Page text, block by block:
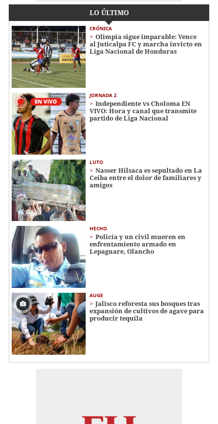
LO ÚLTIMO
CRÓNICA
Olimpia sigue imparable: Vence
al Juticalpa FC y marcha invicto en
Liga Nacional de Honduras
JORNADA 2
Independiente vs Choloma EN
VIVO: Hora y canal que transmite
partido de Liga Nacional
LUTO
Nasser Hilsaca es sepultado en La
Ceiba entre el dolor de familiares y
amigos
HECHO
Policía y un civil mueren en
enfrentamiento armado en
Lepaguare, Olancho
AUGE
Jalisco reforesta sus bosques tras
expansión de cultivos de agave para
producir tequila